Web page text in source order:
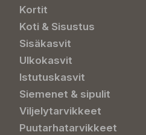
Kortit
Koti & Sisustus
Sisäkasvit
Ulkokasvit
Istutuskasvit
Siemenet & sipulit
Viljelytarvikkeet
Puutarhatarvikkeet